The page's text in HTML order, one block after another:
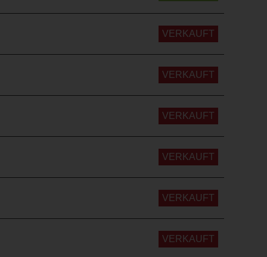
VERKAUFT
VERKAUFT
VERKAUFT
VERKAUFT
VERKAUFT
VERKAUFT